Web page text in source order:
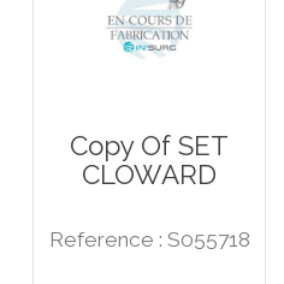
Copy Of SET
CLOWARD
Reference : S055718